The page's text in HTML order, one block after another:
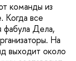
команды из
Когда все
фабула Дела,
На
выходит около